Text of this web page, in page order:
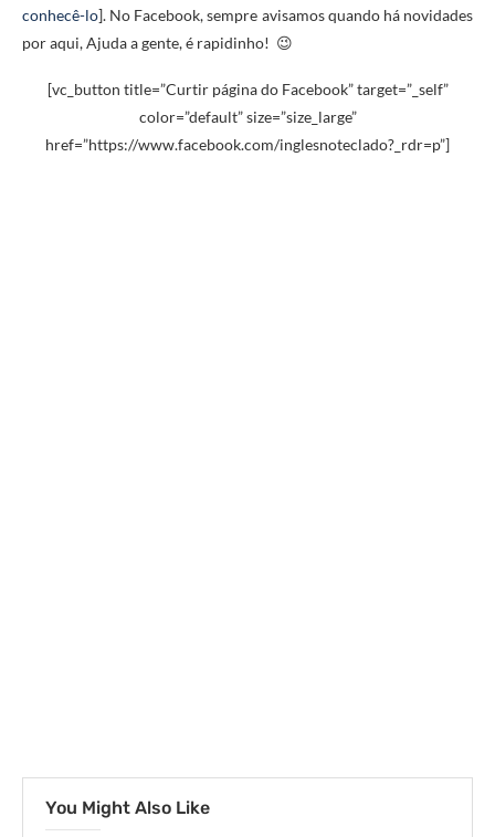
conhecê-lo]. No Facebook, sempre avisamos quando há novidades
por aqui, Ajuda a gente, é rapidinho! 😉
[vc_button title=”Curtir página do Facebook” target=”_self”
color=”default” size=”size_large”
href=”https://www.facebook.com/inglesnoteclado?_rdr=p”]
You Might Also Like